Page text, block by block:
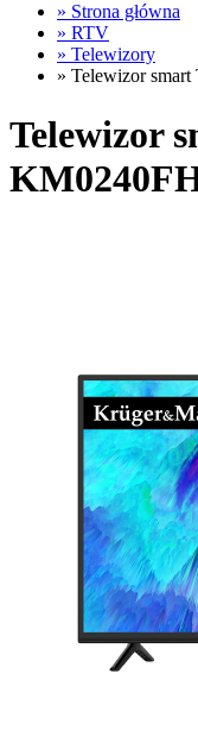
» Strona główna
» RTV
» Telewizory
» Telewizor
Telewizor